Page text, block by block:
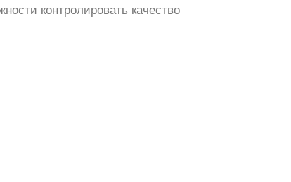
контролировать качество